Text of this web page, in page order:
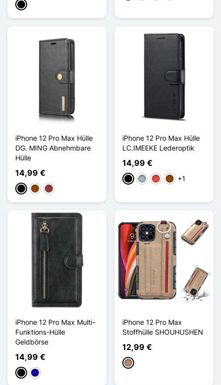
Schwarz
iPhone 12 Pro Max Hülle
DG. MING Abnehmbare
Hülle
14,99 €
Schwarz
BraunDunkelrot
iPhone 12 Pro Max Hülle
LC.IMEEKE Lederoptik
14,99 €
Schwarz
GrauRot Braun
+1
iPhone 12 Pro Max Multi-
Funktions-Hülle
Geldbörse
14,99 €
SchwarzDunkelblau
iPhone 12 Pro Max
Stoffhülle SHOUHUSHEN
12,99 €
Taupe